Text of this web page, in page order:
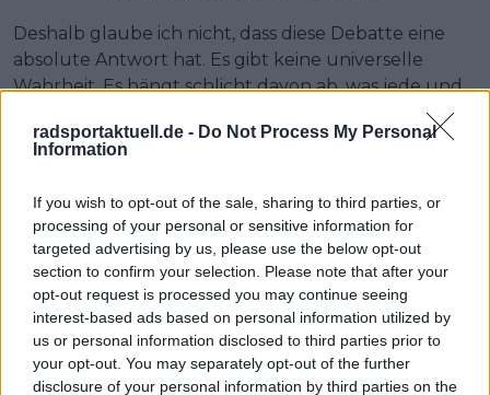
radsportaktuell.de - Do Not Process My Personal
Information
If you wish to opt-out of the sale, sharing to third parties, or
processing of your personal or sensitive information for
targeted advertising by us, please use the below opt-out
section to confirm your selection. Please note that after your
opt-out request is processed you may continue seeing
interest-based ads based on personal information utilized by
us or personal information disclosed to third parties prior to
your opt-out. You may separately opt-out of the further
disclosure of your personal information by third parties on the
Deshalb glaube ich nicht, dass diese Debatte eine
absolute Antwort hat. Es gibt keine universelle
Wahrheit. Es hängt schlicht davon ab, was jede und
angeht.
manche Rennen weniger fesseln, wenn der Sieger
von Beginn an feststeht. Wer einen der größten
Athleten aller Zeiten sehen will, erlebt
wahrscheinlich ein goldenes Radsportzeitalter.
Vielleicht markiert der Tourmalet in dieser Tour de
France einen Wendepunkt. Zeigt Pogacar
erdrückende Überlegenheit und reißt in der ersten